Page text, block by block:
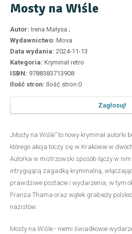
Mosty na Wiśle
Autor: Irena Małysa ;
Wydawnictwo: Mova
Data wydania: 2024-11-13
Kategoria: Kryminał retro
ISBN: 9788383713908
Ilość stron: Ilość stron:0
Zagłosuj!
„Mosty na Wiśle” to nowy kryminał autorki
którego akcja toczy się w Krakowie w
Autorka w mistrzowski sposób łączy w
intrygującą zagadką kryminalną,
prawdziwe postacie i wydarzenia, w tym
Franza Thama oraz wątek grabieży
nazistów.
Mosty na Wiśle - niemi świadkowie